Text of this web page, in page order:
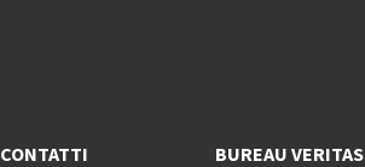
CONTATTI
BUREAU VERITAS